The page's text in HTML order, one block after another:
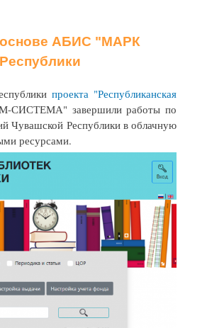
основе АБИС "МАРК
проекта "Республиканская
СИСТЕМА" завершили работы по
Чувашской Республики в облачную
ресурсами.